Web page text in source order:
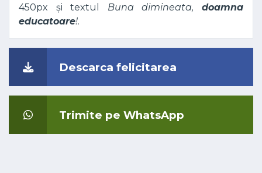
450px și textul Buna dimineata,doamna
educatoare!.
Descarca felicitarea
Trimite pe WhatsApp